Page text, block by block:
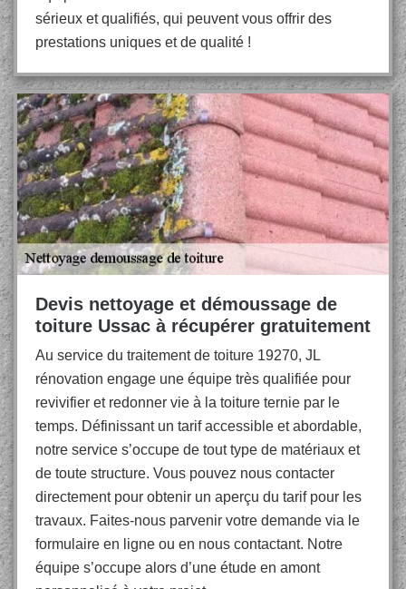
sérieux et qualifiés, qui peuvent vous offrir des
prestations uniques et de qualité !
Devis nettoyage et démoussage de
toiture Ussac à récupérer gratuitement
Au service du traitement de toiture 19270, JL
rénovation engage une équipe très qualifiée pour
revivifier et redonner vie à la toiture ternie par le
temps. Définissant un tarif accessible et abordable,
notre service s’occupe de tout type de matériaux et
de toute structure. Vous pouvez nous contacter
directement pour obtenir un aperçu du tarif pour les
travaux. Faites-nous parvenir votre demande via le
formulaire en ligne ou en nous contactant. Notre
équipe s’occupe alors d’une étude en amont